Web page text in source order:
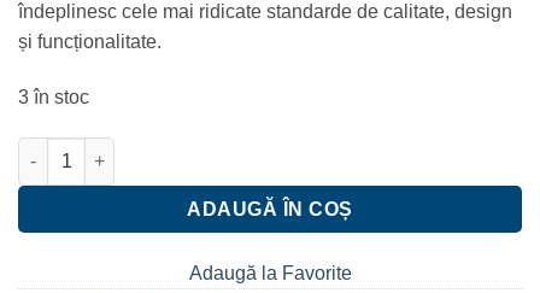
îndeplinesc cele mai ridicate standarde de calitate, design
și funcționalitate.
3 în stoc
Cantitate Set chiuvetă Ferro granit grafit,1 cuva 580x480 cu
ADAUGĂ ÎN COȘ
Adaugă la Favorite